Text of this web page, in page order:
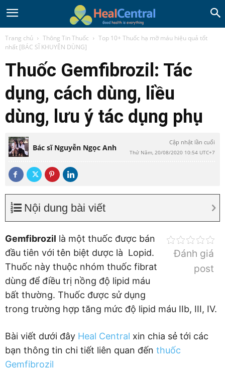
Trang chủ Thông Tin Thuốc
Top 10+ Thuốc hạ mỡ máu hiệu quả tốt
nhất [BÁC SĨ KHUYÊN DÙNG]
Thuốc Gemfibrozil: Tác
dụng, cách dùng, liều
dùng, lưu ý tác dụng phụ
Bác sĩ Nguyễn Ngọc Anh
Cập nhật lần cuối
Thứ Năm, 20/08/2020 10:54 UTC+7
Nội dung bài viết
Đánh giá
post
Gemfibrozil là một thuốc được bán
đầu tiên với tên biệt dược là Lopid.
Thuốc này thuộc nhóm thuốc fibrat
dùng để điều trị nồng độ lipid máu
bất thường. Thuốc được sử dụng
trong trường hợp tăng mức độ lipid máu IIb, III, IV.
Bài viết dưới đây Heal Central xin chia sẻ tới các
bạn thông tin chi tiết liên quan đến thuốc
Gemfibrozil